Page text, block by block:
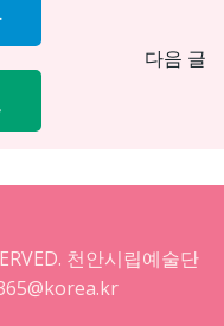
다음 글
천안시립예술단